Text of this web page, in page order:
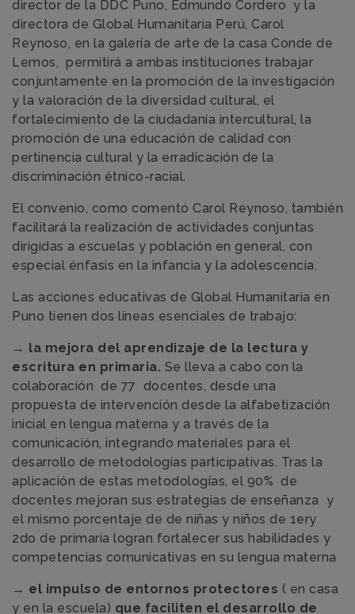
director de la DDC Puno, Edmundo Cordero y la
directora de Global Humanitaria Perú, Carol
Reynoso, en la galería de arte de la casa Conde de
Lemos, permitirá a ambas instituciones trabajar
conjuntamente en la promoción de la investigación
y la valoración de la diversidad cultural, el
fortalecimiento de la ciudadanía intercultural, la
promoción de una educación de calidad con
pertinencia cultural y la erradicación de la
discriminación étnico-racial.
El convenio, como comentó Carol Reynoso, también
facilitará la realización de actividades conjuntas
dirigidas a escuelas y población en general, con
especial énfasis en la infancia y la adolescencia.
Las acciones educativas de Global Humanitaria en
Puno tienen dos líneas esenciales de trabajo:
→ la mejora del aprendizaje de la lectura y
escritura en primaria. Se lleva a cabo con la
colaboración de 77 docentes, desde una
propuesta de intervención desde la alfabetización
inicial en lengua materna y a través de la
comunicación, integrando materiales para el
desarrollo de metodologías participativas. Tras la
aplicación de estas metodologías, el 90% de
docentes mejoran sus estrategias de enseñanza y
el mismo porcentaje de de niñas y niños de 1ery
2do de primaria logran fortalecer sus habilidades y
competencias comunicativas en su lengua materna
→ el impulso de entornos protectores ( en casa
y en la escuela) que faciliten el desarrollo de